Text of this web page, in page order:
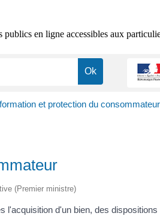
publics en ligne accessibles aux
et protection du consommateur
(Premier ministre)
l'acquisition d'un bien, des